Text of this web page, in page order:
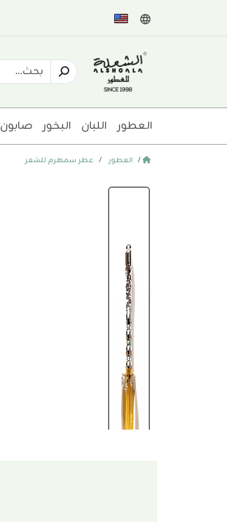
العطور اللبان البخور صابون
العطور عطر سمهرم للشعر